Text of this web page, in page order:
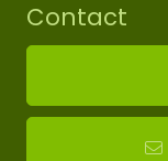
Contact